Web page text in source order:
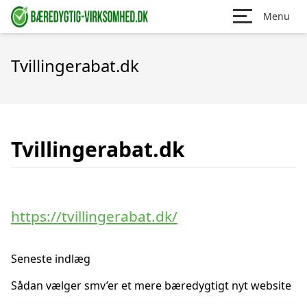
Menu
Tvillingerabat.dk
Tvillingerabat.dk
https://tvillingerabat.dk/
Seneste indlæg
Sådan vælger smv’er et mere bæredygtigt nyt website